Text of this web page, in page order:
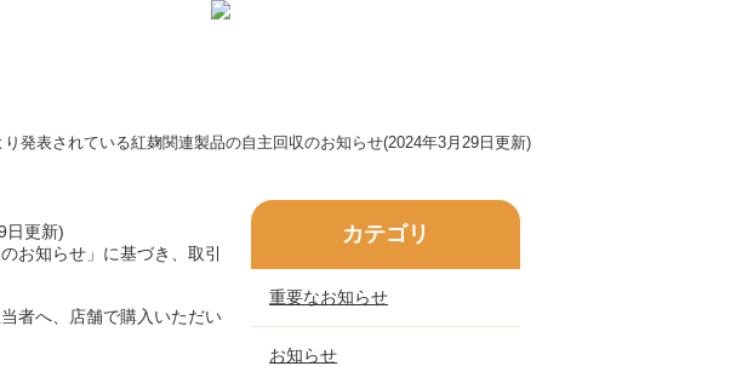
表されている紅麹関連製品の自主回収のお知らせ(2024年3月29日更新)
日更新)
お知らせ」に基づき、取引
者へ、店舗で購入いただい
カテゴリ
重要なお知らせ
お知らせ